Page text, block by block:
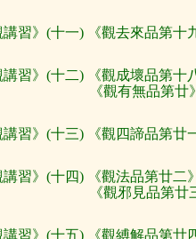
講習》(十一) 《觀去來品第
講習》(十二) 《觀成壞品第
有無品第廿》
講習》(十三) 《觀四諦品第
講習》(十四) 《觀法品第廿
邪見品第廿三
講習》(十五) 《觀縛解品第